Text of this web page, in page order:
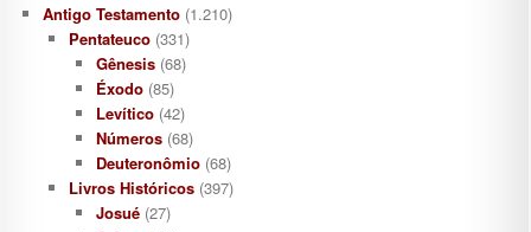
Antigo Testamento(1.210)
Pentateuco (331)
Gênesis(68)
Éxodo(85)
Levítico(42)
Números(68)
Deuteronômio(68)
Livros Históricos (397)
Josué(27)